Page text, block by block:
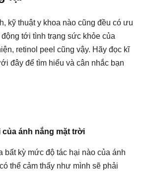
kỹ thuật y khoa nào cũng đều có ưu
tới tình trạng sức khỏe của
retinol peel cũng vậy. Hãy đọc kĩ
đây để tìm hiểu và cân nhắc bạn
của ánh nắng mặt trời
bất kỳ mức độ tác hại nào của ánh
thể cảm thấy như mình sẽ phải